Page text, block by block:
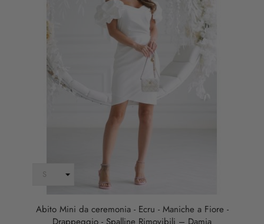
Abito Mini da ceremonia - Ecru - Maniche a Fiore -